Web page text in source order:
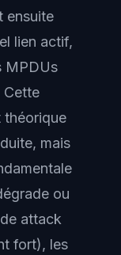
ensuite
lien actif,
MPDUs
Cette
théorique
mais
ou
attack
fort), les